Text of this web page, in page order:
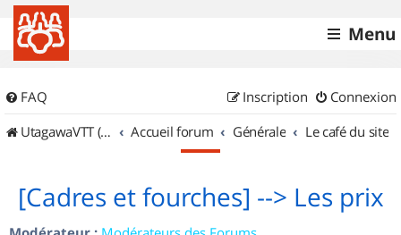
Menu
FAQ Connexion
Inscription
UtagawaVTT (Randos VTT et VTTAE avec traces GPS)
Accueil forum Générale Le café du site
[Cadres et fourches] --> Les prix